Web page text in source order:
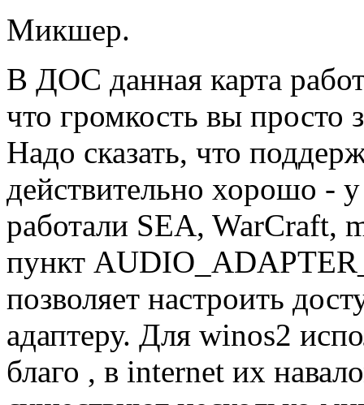
Микшер.
В ДОС данная карта
что громкость вы просто
Надо сказать, что
действительно хорошо -
работали SEA, WarCraft,
пункт
позволяет настроить
адаптеру. Для winos2
благо , в internet их